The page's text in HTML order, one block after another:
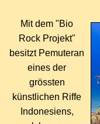
Mit dem "Bio
Rock Projekt"
besitzt Pemuteran
eines der
grössten
künstlichen Riffe
Indonesiens,